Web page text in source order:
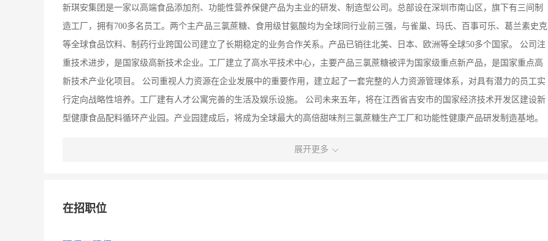
新琪安集团是一家以高端食品添加剂、功能性营养保健产品为主业的研发、制造型公司。总部设在深圳市南山区，旗下有三间制
造工厂，拥有700多名员工。两个主产品三氯蔗糖、食用级甘氨酸均为全球同行业前三强，与雀巢、玛氏、百事可乐、葛兰素史克
等全球食品饮料、制药行业跨国公司建立了长期稳定的业务合作关系。产品已销往北美、日本、欧洲等全球50多个国家。 公司注
重技术进步，是国家级高新技术企业。工厂建立了高水平技术中心，主要产品三氯蔗糖被评为国家级重点新产品，是国家重点高
新技术产业化项目。 公司重视人力资源在企业发展中的重要作用，建立起了一套完整的人力资源管理体系，对具有潜力的员工实
行定向战略性培养。工厂建有人才公寓完善的生活及娱乐设施。 公司未来五年，将在江西省吉安市的国家经济技术开发区建设新
型健康食品配料循环产业园。产业园建成后，将成为全球最大的高倍甜味剂三氯蔗糖生产工厂和功能性健康产品研发制造基地。
展开更多
在招职位